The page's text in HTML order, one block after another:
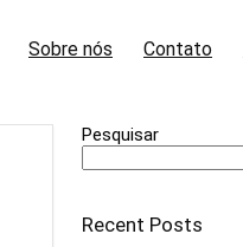
Sobre nós Contato
Pesquisar
Recent Posts